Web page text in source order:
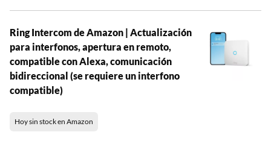
Ring Intercom de Amazon | Actualización
para interfonos, apertura en remoto,
compatible con Alexa, comunicación
bidireccional (se requiere un interfono
compatible)
Hoy sin stock en Amazon